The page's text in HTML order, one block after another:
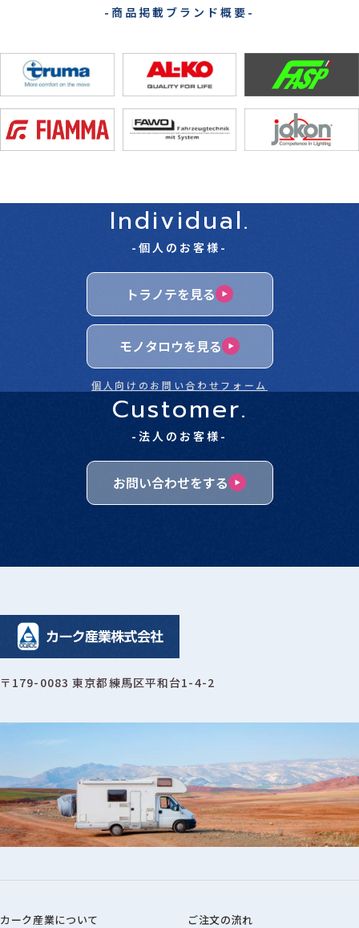
-商品掲載ブランド概要-
Individual.
-個人のお客様-
トラノテを見る
モノタロウを見る
個人向けのお問い合わせフォーム
Customer.
-法人のお客様-
お問い合わせをする
〒179-0083 東京都練馬区平和台1-4-2
カーク産業について ご注文の流れ